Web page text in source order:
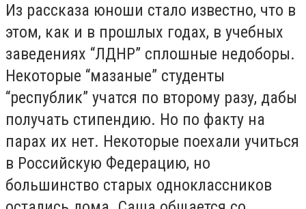
Из рассказа юноши стало известно, что в
этом, как и в прошлых годах, в учебных
заведениях “ЛДНР” сплошные недоборы.
Некоторые “мазаные” студенты
“республик” учатся по второму разу, дабы
получать стипендию. Но по факту на
парах их нет. Некоторые поехали учиться
в Российскую Федерацию, но
большинство старых одноклассников